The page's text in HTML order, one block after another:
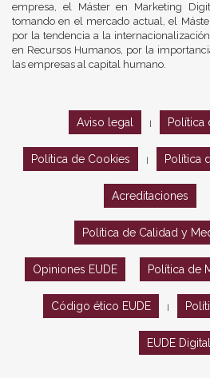
empresa, el Máster en Marketing
tomando en el mercado actual, el
por la tendencia a la
en Recursos Humanos, por la
las empresas al capital humano.
Aviso legal Política
Política de Cookies Política
Acreditaciones
Política de Calidad y
Opiniones EUDE Política de
Código ético EUDE
EUDE Digital